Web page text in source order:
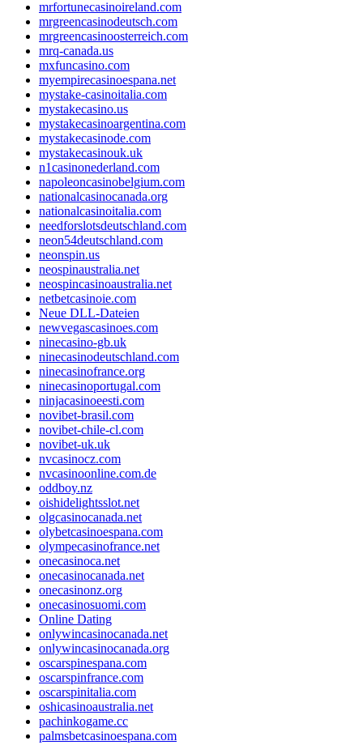
mrfortunecasinoireland.com
mrgreencasinodeutsch.com
mrgreencasinoosterreich.com
mrq-canada.us
mxfuncasino.com
myempirecasinoespana.net
mystake-casinoitalia.com
mystakecasino.us
mystakecasinoargentina.com
mystakecasinode.com
mystakecasinouk.uk
n1casinonederland.com
napoleoncasinobelgium.com
nationalcasinocanada.org
nationalcasinoitalia.com
needforslotsdeutschland.com
neon54deutschland.com
neonspin.us
neospinaustralia.net
neospincasinoaustralia.net
netbetcasinoie.com
Neue DLL-Dateien
newvegascasinoes.com
ninecasino-gb.uk
ninecasinodeutschland.com
ninecasinofrance.org
ninecasinoportugal.com
ninjacasinoeesti.com
novibet-brasil.com
novibet-chile-cl.com
novibet-uk.uk
nvcasinocz.com
nvcasinoonline.com.de
oddboy.nz
oishidelightsslot.net
olgcasinocanada.net
olybetcasinoespana.com
olympecasinofrance.net
onecasinoca.net
onecasinocanada.net
onecasinonz.org
onecasinosuomi.com
Online Dating
onlywincasinocanada.net
onlywincasinocanada.org
oscarspinespana.com
oscarspinfrance.com
oscarspinitalia.com
oshicasinoaustralia.net
pachinkogame.cc
palmsbetcasinoespana.com